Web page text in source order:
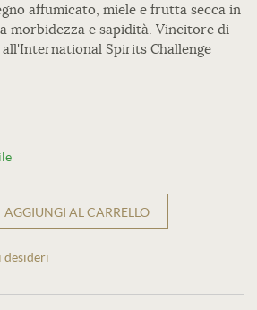
affumicato, miele e frutta secca in
morbidezza e sapidità. Vincitore di
Spirits Challenge
AGGIUNGI AL CARRELLO
desideri